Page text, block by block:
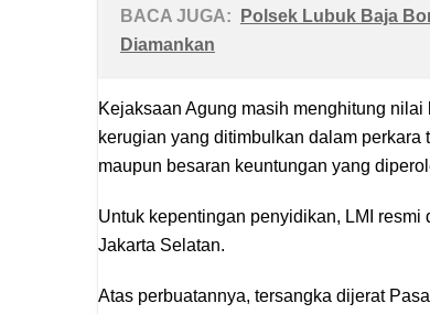
BACA JUGA:
Polsek Lubuk Baja
Diamankan
Kejaksaan Agung masih menghitung
kerugian yang ditimbulkan dalam
maupun besaran keuntungan yang
Untuk kepentingan penyidikan, LMI
Jakarta Selatan.
Atas perbuatannya, tersangka dijerat